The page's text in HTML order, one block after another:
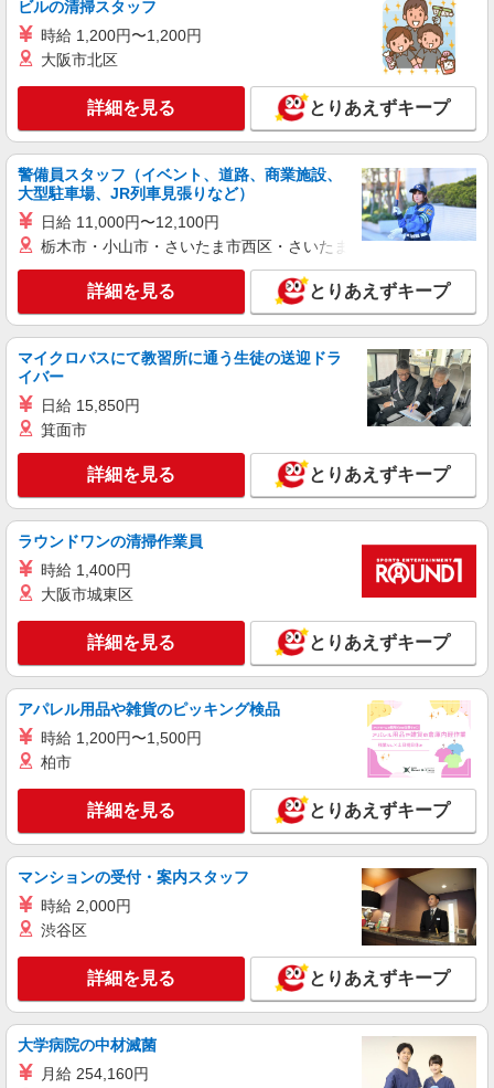
ビルの清掃スタッフ
時給 1,200円〜1,200円
大阪市北区
詳細を見る とりあえずキープ
警備員スタッフ（イベント、道路、商業施設、
大型駐車場、JR列車見張りなど）
日給 11,000円〜12,100円
栃木市・小山市・さいたま市西区・さいたま市岩槻区・久喜市・
詳細を見る とりあえずキープ
マイクロバスにて教習所に通う生徒の送迎ドラ
イバー
日給 15,850円
箕面市
詳細を見る とりあえずキープ
ラウンドワンの清掃作業員
時給 1,400円
大阪市城東区
詳細を見る とりあえずキープ
アパレル用品や雑貨のピッキング検品
時給 1,200円〜1,500円
柏市
詳細を見る とりあえずキープ
マンションの受付・案内スタッフ
時給 2,000円
渋谷区
詳細を見る とりあえずキープ
大学病院の中材滅菌
月給 254,160円